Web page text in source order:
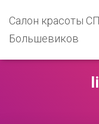
Салон красоты
Большевиков